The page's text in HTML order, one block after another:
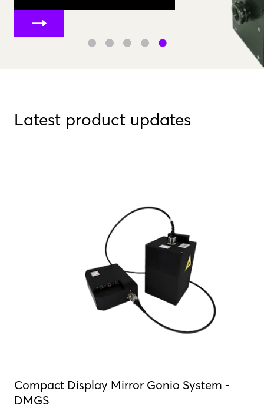
link
link
link
link
Latest product updates
Compact Display Mirror Gonio System -
DMGS